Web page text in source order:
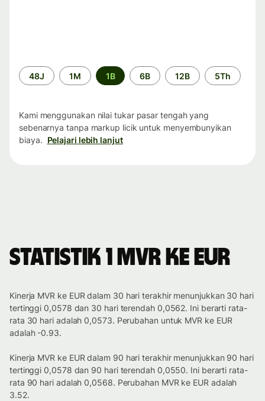
Periode
waktu
48J 1M 1B 6B 12B 5Th
Kami menggunakan nilai tukar pasar tengah yang
sebenarnya tanpa markup licik untuk menyembunyikan
biaya. Pelajari lebih lanjut
Statistik 1 MVR ke EUR
Kinerja MVR ke EUR dalam 30 hari terakhir menunjukkan 30 hari
tertinggi 0,0578 dan 30 hari terendah 0,0562. Ini berarti rata-
rata 30 hari adalah 0,0573. Perubahan untuk MVR ke EUR
adalah -0.93.
Kinerja MVR ke EUR dalam 90 hari terakhir menunjukkan 90 hari
tertinggi 0,0578 dan 90 hari terendah 0,0550. Ini berarti rata-
rata 90 hari adalah 0,0568. Perubahan MVR ke EUR adalah
3.52.